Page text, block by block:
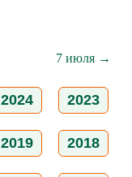
7 июля →
2024 2023
2019 2018